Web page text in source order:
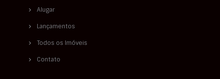
Alugar
Lançamentos
Todos os Imóveis
Contato